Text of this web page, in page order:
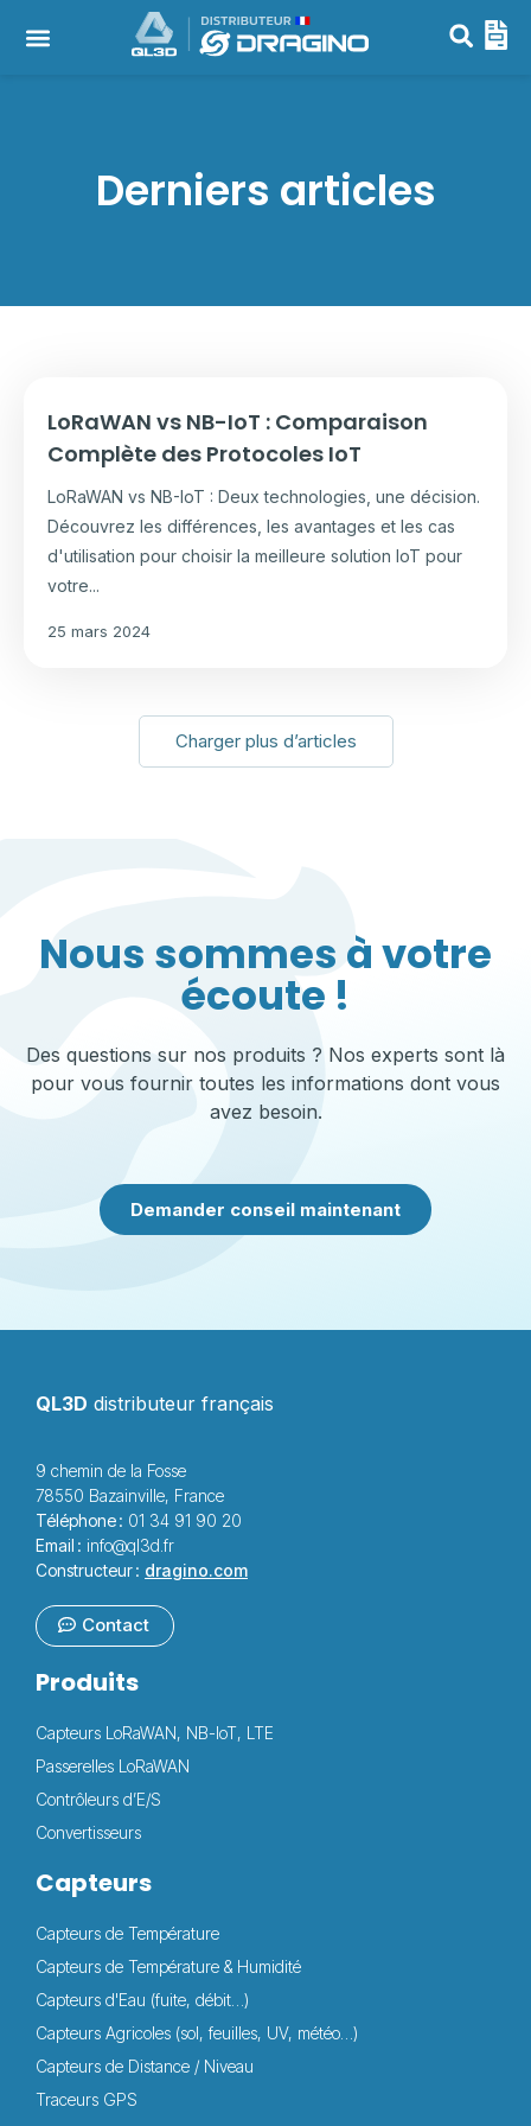
Derniers articles
LoRaWAN vs NB-IoT : Comparaison
Complète des Protocoles IoT
LoRaWAN vs NB-IoT : Deux technologies, une décision.
Découvrez les différences, les avantages et les cas
d'utilisation pour choisir la meilleure solution IoT pour
votre...
25 mars 2024
Charger plus d’articles
Nous sommes à votre
écoute !
Des questions sur nos produits ? Nos experts sont là
pour vous fournir toutes les informations dont vous
avez besoin.
Demander conseil maintenant
QL3D distributeur français
9 chemin de la Fosse
78550 Bazainville, France
Téléphone : 01 34 91 90 20
Email : info@ql3d.fr
Constructeur : dragino.com
Contact
Produits
Capteurs LoRaWAN, NB-IoT, LTE
Passerelles LoRaWAN
Contrôleurs d’E/S
Convertisseurs
Capteurs
Capteurs de Température
Capteurs de Température & Humidité
Capteurs d'Eau (fuite, débit…)
Capteurs Agricoles (sol, feuilles, UV, météo…)
Capteurs de Distance / Niveau
Traceurs GPS